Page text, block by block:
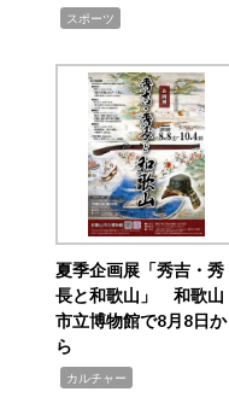
スポーツ
夏季企画展「秀吉・秀
長と和歌山」 和歌山
市立博物館で8月8日か
ら
カルチャー